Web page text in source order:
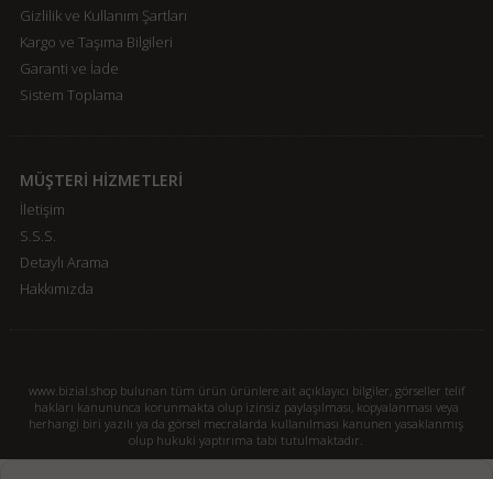
Gizlilik ve Kullanım Şartları
Kargo ve Taşıma Bilgileri
Garanti ve İade
Sistem Toplama
MÜŞTERİ HİZMETLERİ
İletişim
S.S.S.
Detaylı Arama
Hakkımızda
www.bizial.shop bulunan tüm ürün ürünlere ait açıklayıcı bilgiler, görseller telif
hakları kanununca korunmakta olup izinsiz paylaşılması, kopyalanması veya
herhangi biri yazılı ya da görsel mecralarda kullanılması kanunen yasaklanmış
olup hukuki yaptırıma tabi tutulmaktadır.